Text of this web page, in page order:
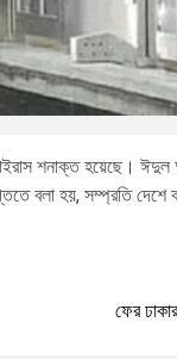
শনাক্ত হয়েছে। ঈদুল
বলা হয়, সম্প্রতি দেশে
ফের